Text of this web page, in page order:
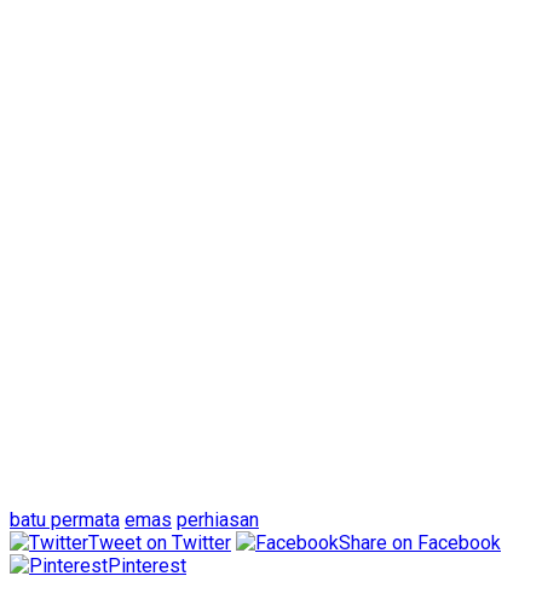
batu permata emas perhiasan
Tweet on Twitter
Share on Facebook
Pinterest